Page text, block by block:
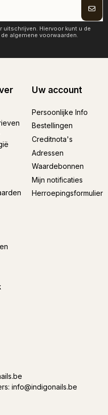
uitschrijven. Hiervoor kunt u de
algemene voorwaarden.
Uw account
Persoonlijke Info
Bestellingen
Creditnota's
Adressen
Waardebonnen
Mijn notificaties
Herroepingsformulier
info@indigonails.be